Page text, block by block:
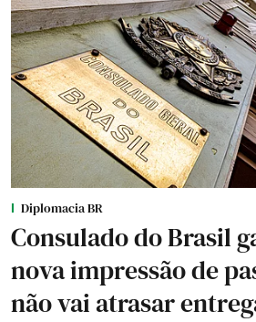
Diplomacia BR
Consulado do Brasil
nova impressão de
não vai atrasar